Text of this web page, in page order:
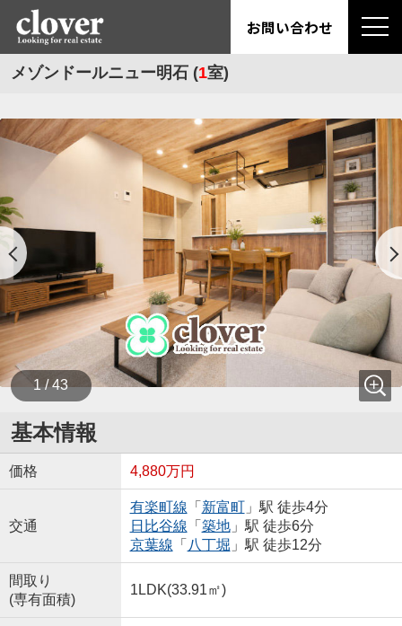
お問い合わせ
メゾンドールニュー明石 (1室)
1 / 43
基本情報
価格 4,880万円
交通
有楽町線 「 新富町」駅 徒歩4分
日比谷線 「 築地」駅 徒歩6分
京葉線 「 八丁堀 」駅 徒歩12分
間取り
(専有面積)
1LDK(33.91㎡)